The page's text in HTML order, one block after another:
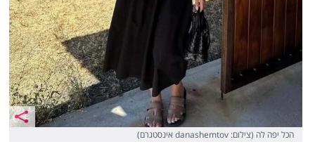
הכל יפה לה (צילום: danashemtov אינסטגרם)